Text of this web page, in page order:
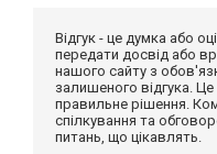
Відгук - це думка або
передати досвід або
нашого сайту з
залишеного відгука.
правильне рішення.
спілкування та
питань, що цікавлять.